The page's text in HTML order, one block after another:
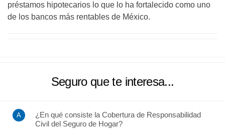
préstamos hipotecarios lo que lo ha fortalecido como uno
de los bancos más rentables de México.
Seguro que te interesa...
¿En qué consiste la Cobertura de Responsabilidad
Civil del Seguro de Hogar?